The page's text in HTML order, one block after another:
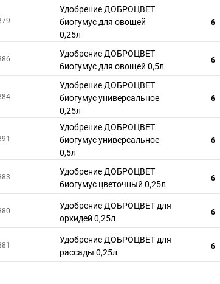
Удобрение ДОБРОЦВЕТ
биогумус для овощей
0,25л
6
Удобрение ДОБРОЦВЕТ
биогумус для овощей 0,5л
6
Удобрение ДОБРОЦВЕТ
биогумус универсальное
0,25л
6
Удобрение ДОБРОЦВЕТ
биогумус универсальное
0,5л
6
Удобрение ДОБРОЦВЕТ
биогумус цветочный 0,25л
6
Удобрение ДОБРОЦВЕТ для
орхидей 0,25л
6
Удобрение ДОБРОЦВЕТ для
рассады 0,25л
6